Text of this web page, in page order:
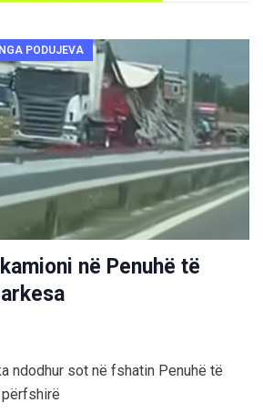
PODUJEVA
në Penuhë të
ndodhur sot në fshatin Penuhë të